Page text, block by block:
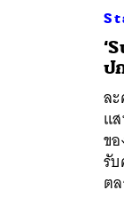
ป
ล
แ
ข
รั
ต